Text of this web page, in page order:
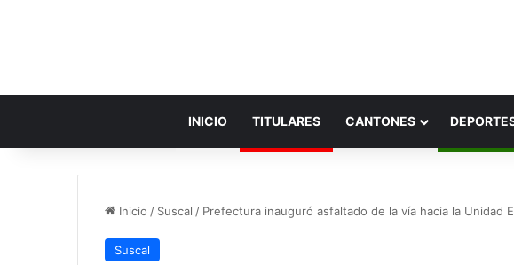
INICIO TITULARES CANTONES
Inicio / Suscal / Prefectura inauguró asfaltado de la vía hacia la Unidad
Suscal